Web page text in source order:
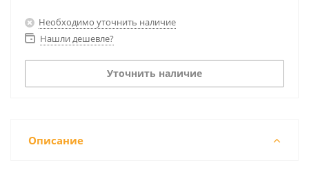
Необходимо уточнить наличие
Нашли дешевле?
Уточнить наличие
Описание